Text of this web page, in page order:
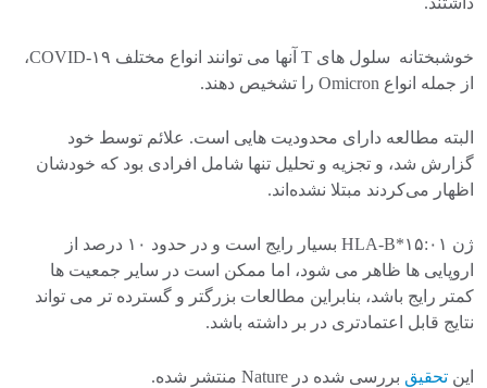
خوشبختانه سلول های T آنها می توانند انواع مختلف COVID-۱۹،
از جمله انواع Omicron را تشخیص دهند.
البته مطالعه دارای محدودیت هایی است. علائم توسط خود
گزارش شد، و تجزیه و تحلیل تنها شامل افرادی بود که خودشان
اظهار می‌کردند مبتلا نشده‌اند.
ژن HLA-B*۱۵:۰۱ بسیار رایج است و در حدود ۱۰ درصد از
اروپایی ها ظاهر می شود، اما ممکن است در سایر جمعیت ها
کمتر رایج باشد، بنابراین مطالعات بزرگتر و گسترده تر می تواند
نتایج قابل اعتمادتری در بر داشته باشد.
این تحقیق بررسی شده در Nature منتشر شده.